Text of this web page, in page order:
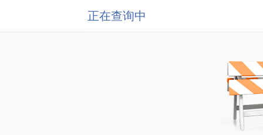
正在查询中